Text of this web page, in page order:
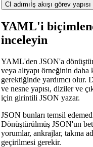
🔗
📐Unit Converters
🔧 TOOLS
Uzunluk Dönüştürücü
Ağırlık Dönüştürücü
Sıcaklık Dönüştürücü
Hacim Dönüştürücü
Kuru Hacim
CI adımı İş akışı görev yapısı
YAML'i
inceleyin
YAML'den JSON'a
veya altyapı örneğinin
gerektiğinde yardımcı olur.
ve nesne yapısı, diziler ve
için girintili JSON yazar.
JSON bunları temsil
Dönüştürülmüş JSON'un
yorumlar, ankrajlar, takma
geçirilmesi gerekir.